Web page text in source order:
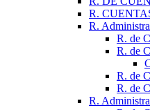
R.
R.
R. de
R. de
R. de
R. de
R.